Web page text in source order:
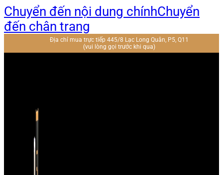
Chuyển đến nội dung chínhChuyển
đến chân trang
Địa chỉ mua trực tiếp 445/8 Lạc Long Quân, P5, Q11
(vui lòng gọi trước khi qua)